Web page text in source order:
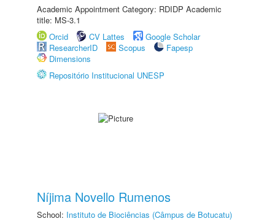
Academic Appointment Category: RDIDP Academic
title: MS-3.1
Orcid
CV Lattes
Google Scholar
ResearcherID
Scopus
Fapesp
Dimensions
Repositório Institucional UNESP
Níjima Novello Rumenos
School: Instituto de Biociências (Câmpus de Botucatu)